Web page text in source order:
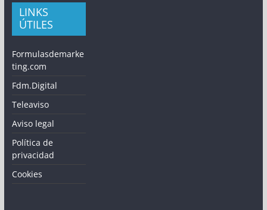
LINKS
ÚTILES
Formulasdemarke
ting.com
Fdm.Digital
Teleaviso
Aviso legal
Política de
privacidad
Cookies